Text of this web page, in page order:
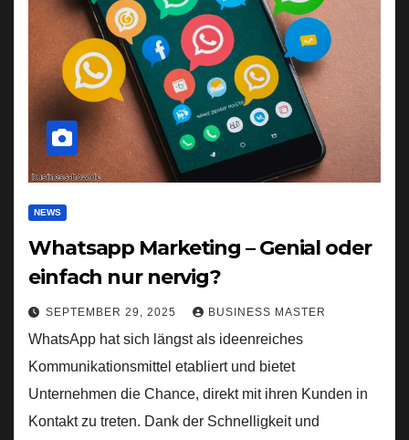
NEWS
Whatsapp Marketing – Genial oder
einfach nur nervig?
SEPTEMBER 29, 2025 BUSINESS MASTER
WhatsApp hat sich längst als ideenreiches
Kommunikationsmittel etabliert und bietet
Unternehmen die Chance, direkt mit ihren Kunden in
Kontakt zu treten. Dank der Schnelligkeit und